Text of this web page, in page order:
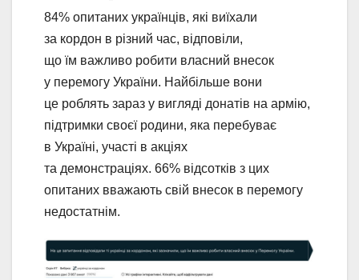
84% опитаних українців, які виїхали
за кордон в різний час, відповіли,
що їм важливо робити власний внесок
у перемогу України. Найбільше вони
це роблять зараз у вигляді донатів на армію,
підтримки своєї родини, яка перебуває
в Україні, участі в акціях
та демонстраціях. 66% відсотків з цих
опитаних вважають свій внесок в перемогу
недостатнім.